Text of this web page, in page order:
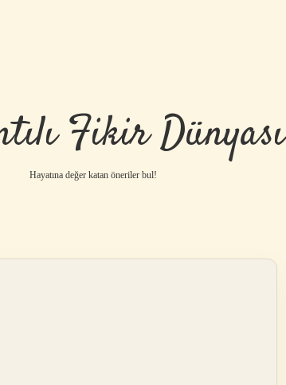
Fikir Dünyası
Hayatına değer katan öneriler bul!